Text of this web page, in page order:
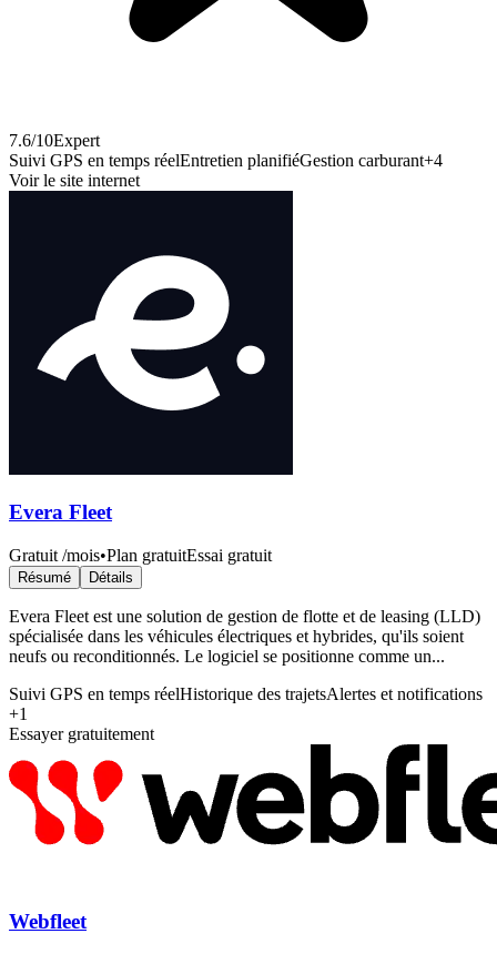
7.6/10Expert
Suivi GPS en temps réelEntretien planifiéGestion carburant+4
Voir le site internet
Evera Fleet
Gratuit /mois•Plan gratuitEssai gratuit
Résumé Détails
Evera Fleet est une solution de gestion de flotte et de leasing (LLD)
spécialisée dans les véhicules électriques et hybrides, qu'ils soient
neufs ou reconditionnés. Le logiciel se positionne comme un...
Suivi GPS en temps réelHistorique des trajetsAlertes et notifications
+1
Essayer gratuitement
Webfleet